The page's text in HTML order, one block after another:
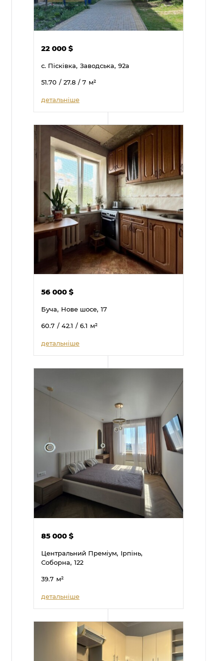
22 000$
с. Пісківка, Заводська, 92а
51.70 / 27.8 / 7 м²
детальніше
56 000$
Буча, Нове шосе, 17
60.7 / 42.1 / 6.1 м²
детальніше
85 000$
Центральний Преміум, Ірпінь,
Соборна, 122
39.7 м²
детальніше